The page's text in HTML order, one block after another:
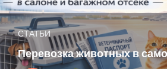
СТАТЬИ
Перевозка животных в